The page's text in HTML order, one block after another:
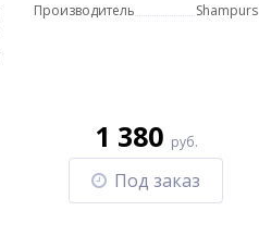
Производитель Shampurs
1 380 руб.
Под заказ